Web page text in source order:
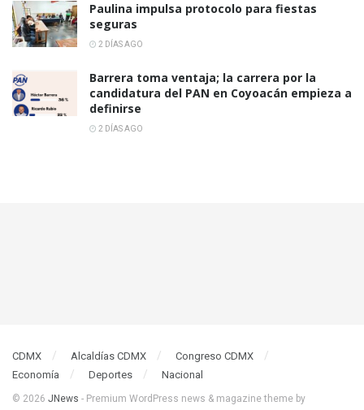
Paulina impulsa protocolo para fiestas
seguras
2 DÍAS AGO
Barrera toma ventaja; la carrera por la
candidatura del PAN en Coyoacán empieza a
definirse
2 DÍAS AGO
CDMX Alcaldías CDMX
Congreso CDMX
Economía
Deportes Nacional
© 2026 JNews - Premium WordPress news & magazine theme by